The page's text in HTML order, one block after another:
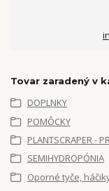
Tovar zaradený v
DOPLNKY
POMÔCKY
PLANTSCRAPER -
SEMIHYDROPÓNIA
Oporné tyče,